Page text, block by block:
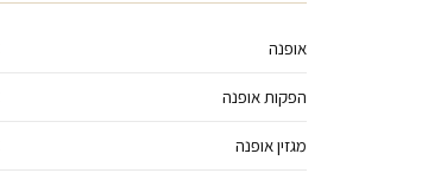
אופנה
הפקות אופנה
מגזין אופנה